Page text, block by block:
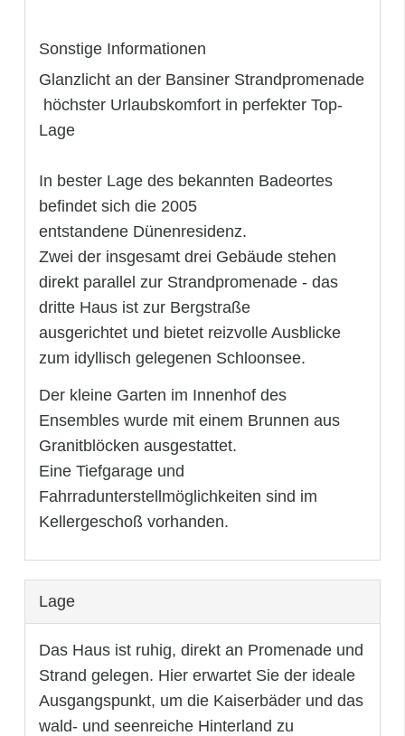
Sonstige Informationen
Glanzlicht an der Bansiner Strandpromenade
 höchster Urlaubskomfort in perfekter Top-
Lage
In bester Lage des bekannten Badeortes
befindet sich die 2005
entstandene Dünenresidenz.
Zwei der insgesamt drei Gebäude stehen
direkt parallel zur Strandpromenade - das
dritte Haus ist zur Bergstraße
ausgerichtet und bietet reizvolle Ausblicke
zum idyllisch gelegenen Schloonsee.
Der kleine Garten im Innenhof des
Ensembles wurde mit einem Brunnen aus
Granitblöcken ausgestattet.
Eine Tiefgarage und
Fahrradunterstellmöglichkeiten sind im
Kellergeschoß vorhanden.
Lage
Das Haus ist ruhig, direkt an Promenade und
Strand gelegen. Hier erwartet Sie der ideale
Ausgangspunkt, um die Kaiserbäder und das
wald- und seenreiche Hinterland zu